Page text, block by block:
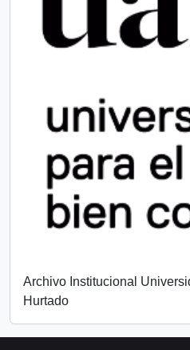
Archivo Institucional
Hurtado